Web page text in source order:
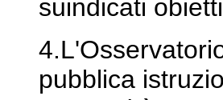
suindicati
pubblica